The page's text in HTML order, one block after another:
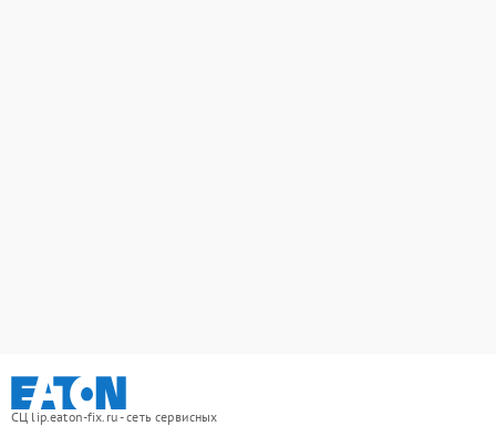
СЦ lip.eaton-fix.ru - сеть сервисных